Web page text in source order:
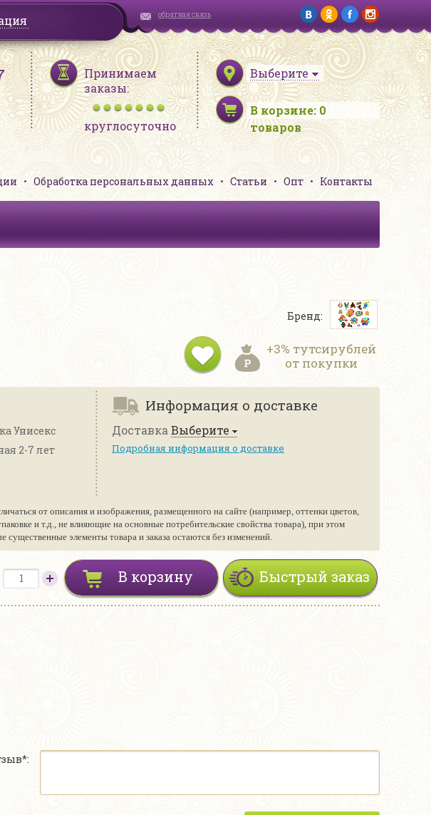
обратная связь
Принимаем
заказы:
круглосуточно
Выберите
В корзине: 0
товаров
Обработка персональных данных Статьи Опт Контакты
Бренд:
+3% тутсирублей
от покупки
Унисекс
2-7 лет
Информация о доставке
Доставка Выберите
Подробная информация о доставке
от описания и изображения, размещенного на сайте (например, оттенки цветов,
и т.д., не влияющие на основные потребительские свойства товара), при этом
существенные элементы товара и заказа остаются без изменений.
Быстрый заказ
В корзину